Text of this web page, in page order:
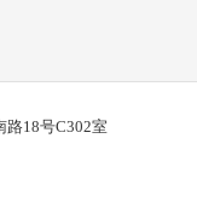
路18号C302室